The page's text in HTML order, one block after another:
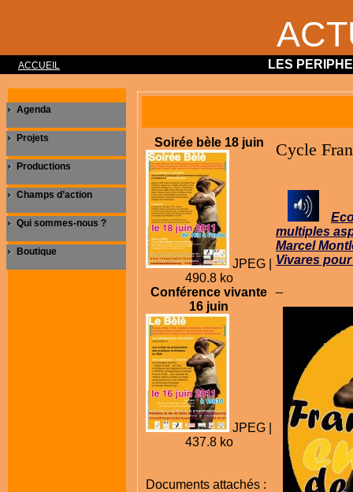
ACCUEIL LES
Soirée bèle 18 juin
JPEG |
490.8 ko
Conférence vivante
16 juin
JPEG |
437.8 ko
Documents attachés :
Cycle
multiples
Marcel
Vivares
Agenda
Projets
Productions
Champs d’action
Qui sommes-nous ?
Boutique